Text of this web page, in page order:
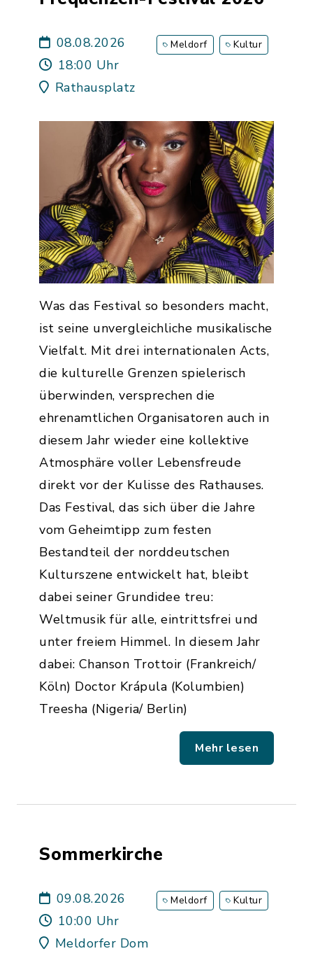
08.08.2026
18:00 Uhr
Rathausplatz
Meldorf Kultur
Was das Festival so besonders macht,
ist seine unvergleichliche musikalische
Vielfalt. Mit drei internationalen Acts,
die kulturelle Grenzen spielerisch
überwinden, versprechen die
ehrenamtlichen Organisatoren auch in
diesem Jahr wieder eine kollektive
Atmosphäre voller Lebensfreude
direkt vor der Kulisse des Rathauses.
Das Festival, das sich über die Jahre
vom Geheimtipp zum festen
Bestandteil der norddeutschen
Kulturszene entwickelt hat, bleibt
dabei seiner Grundidee treu:
Weltmusik für alle, eintrittsfrei und
unter freiem Himmel. In diesem Jahr
dabei: Chanson Trottoir (Frankreich/
Köln) Doctor Krápula (Kolumbien)
Treesha (Nigeria/ Berlin)
Mehr lesen
Sommerkirche
09.08.2026
10:00 Uhr
Meldorfer Dom
Meldorf Kultur